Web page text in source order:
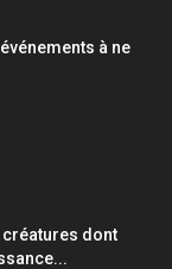
à ne
créatures dont